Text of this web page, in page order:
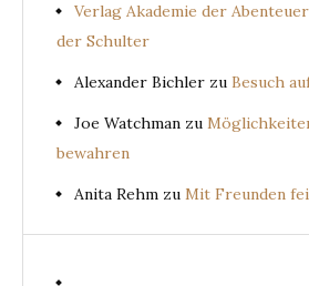
Verlag Akademie der Abenteuer
der Schulter
Alexander Bichler zu Besuch
Joe Watchman zu
bewahren
Anita Rehm zu Mit Freunden